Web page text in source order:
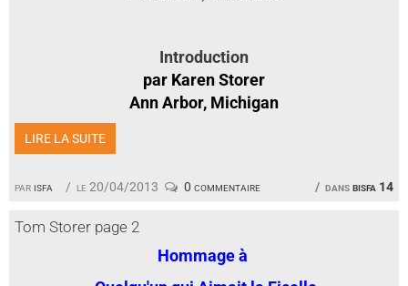
par isfa le 20/04/2013 dansbisfa 14
0 commentaire
Introduction
par Karen Storer
Ann Arbor, Michigan
LIRE LA SUITE
Tom Storer page 2
Hommage à